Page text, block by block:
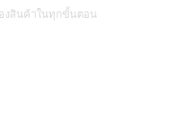
งสินค้าในทุกขั้นตอน